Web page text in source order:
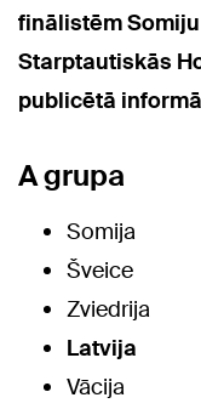
finālistēm
Starptautiskās
publicētā
A grupa
Somija
Šveice
Zviedrija
Latvija
Vācija